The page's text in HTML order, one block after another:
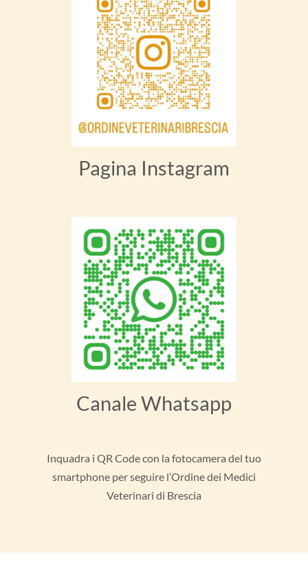
Pagina Instagram
Canale Whatsapp
Inquadra i QR Code con la fotocamera del tuo
smartphone per seguire l’Ordine dei Medici
Veterinari di Brescia